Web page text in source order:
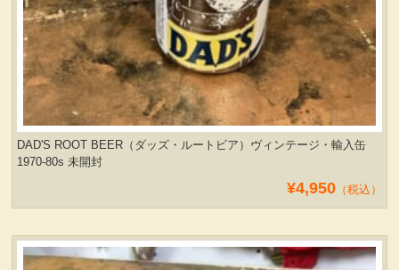
DAD'S ROOT BEER（ダッズ・ルートビア）ヴィンテージ・輸入缶
1970-80s 未開封
¥4,950（税込）